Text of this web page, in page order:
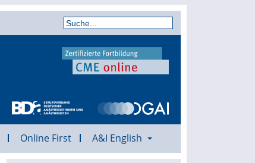
Online First A&I English